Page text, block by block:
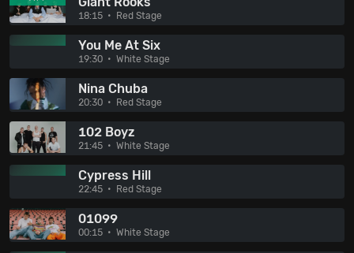
18:15 Red Stage
You Me At Six
19:30 White Stage
Nina Chuba
20:30 Red Stage
102 Boyz
21:45 White Stage
Cypress Hill
22:45 Red Stage
01099
00:15 White Stage